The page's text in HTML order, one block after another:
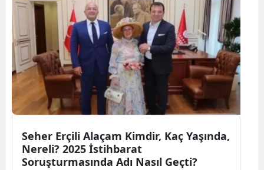
Seher Erçili Alaçam Kimdir, Kaç Yaşında,
Nereli? 2025 İstihbarat
Soruşturmasında Adı Nasıl Geçti?